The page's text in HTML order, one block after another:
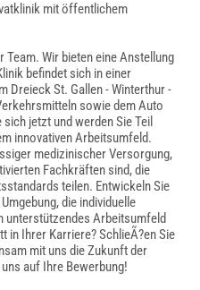
mit öffentlichem
Wir bieten eine Anstellung
befindet sich in einer
Dreieck St. Gallen - Winterthur -
sowie dem Auto
jetzt und werden Sie Teil
innovativen Arbeitsumfeld.
medizinischer Versorgung,
Fachkräften sind, die
teilen. Entwickeln Sie
die individuelle
unterstützendes Arbeitsumfeld
in Ihrer Karriere? SchlieÃ?en Sie
mit uns die Zukunft der
auf Ihre Bewerbung!